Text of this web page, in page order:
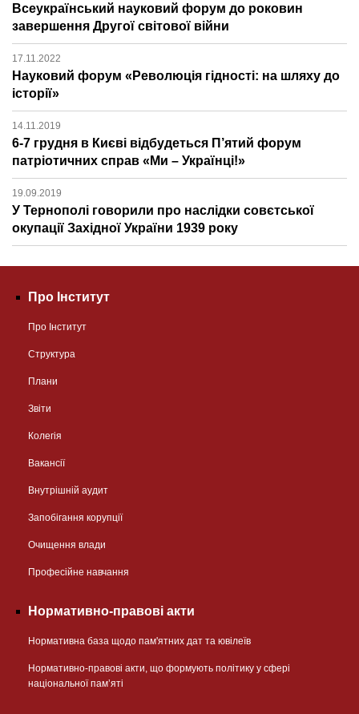
Всеукраїнський науковий форум до роковин
завершення Другої світової війни
17.11.2022
Науковий форум «Революція гідності: на шляху до
історії»
14.11.2019
6-7 грудня в Києві відбудеться П’ятий форум
патріотичних справ «Ми – Українці!»
19.09.2019
У Тернополі говорили про наслідки совєтської
окупації Західної України 1939 року
Про Інститут
Про Інститут
Структура
Плани
Звіти
Колегія
Вакансії
Внутрішній аудит
Запобігання корупції
Очищення влади
Професійне навчання
Нормативно-правові акти
Нормативна база щодо пам'ятних дат та ювілеїв
Нормативно-правові акти, що формують політику у сфері
національної памʼяті